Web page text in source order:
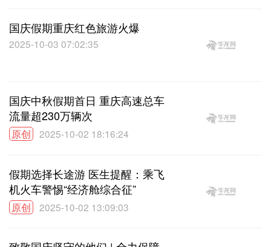
国庆假期重庆红色旅游火爆
2025-10-03 07:02:35
国庆中秋假期首日 重庆高速总车
流量超230万辆次
原创 2025-10-02 18:16:24
假期选择长途游 医生提醒：乘飞
机火车警惕“经济舱综合征”
原创 2025-10-02 13:09:03